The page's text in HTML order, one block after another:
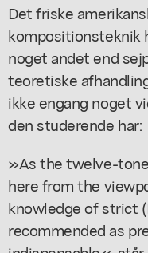
Det friske
kompositionsteknik
noget andet end
teoretiske
ikke engang noget
den studerende har:
»As the twelve-
here from the
knowledge of strict
recommended as